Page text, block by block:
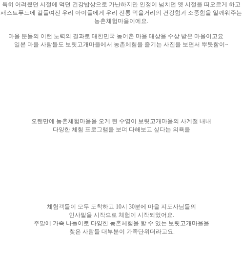
특히 어려웠던 시절에 먹던 건강밥상으로 가난하지만 인정이 넘치던 옛 시절을 떠오르게 하고
패스트푸드에 길들여진 우리 아이들에게 우리 전통 먹을거리의 건강함과 소중함을 일깨워주는
농촌체험마을이에요.
마을 분들의 이런 노력의 결과로 대한민국 농어촌 마을 대상을 수상 받은 마을이고요
일본 마을 사람들도 보릿고개마을에서 농촌체험을 즐기는 사진을 보면서 뿌듯함이~
오랜만에 농촌체험마을을 오게 된 수영이 보릿고개마을의 사계절 내내
다양한 체험 프로그램을 보며 다해보고 싶다는 의욕을
체험객들이 모두 도착하고 10시 30분에 마을 지도사님들의
인사말을 시작으로 체험이 시작되었어요.
주말에 가족 나들이로 다양한 농촌체험을 할 수 있는 보릿고개마을을
찾은 사람들 대부분이 가족단위더라고요.